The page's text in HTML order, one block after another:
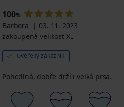
100%
Barbora
03. 11. 2023
zakoupená velikost XL
Ověřený zákazník
Pohodlná, dobře drží i velká prsa.